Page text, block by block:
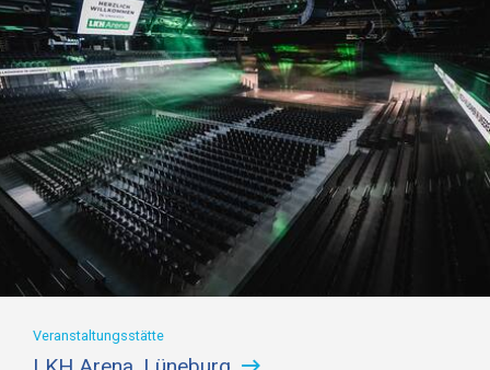
Veranstaltungsstätte